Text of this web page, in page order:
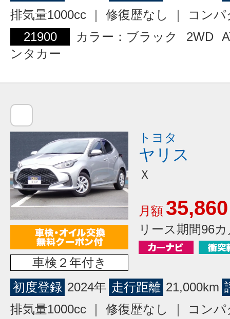
排気量1000cc ｜ 修復歴なし ｜ コン
21900
カラー：ブラック 2WD
ンタカー
車検２年付き
トヨタ
ヤリス
Ｘ
月額 35,860
リース期間96
初度登録 2024年 走行距離 21,000km
排気量1000cc ｜ 修復歴なし ｜ コン